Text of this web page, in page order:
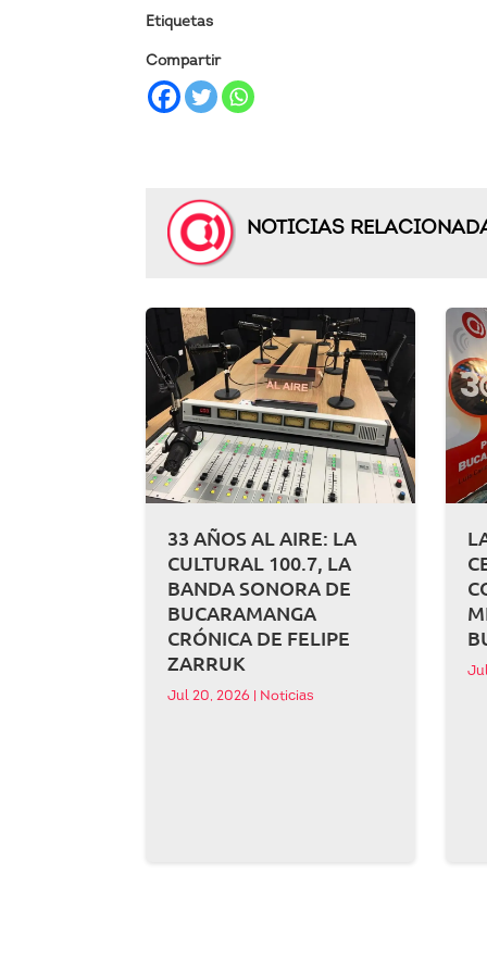
Etiquetas
Compartir
NOTICIAS
33 AÑOS AL AIRE: LA
CULTURAL 100.7, LA
BANDA SONORA DE
BUCARAMANGA
CRÓNICA DE FELIPE
ZARRUK
Jul 20, 2026 Noticias